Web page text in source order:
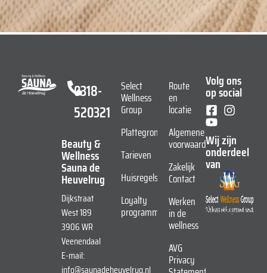
0318-
520321
Beauty &
Wellness
Sauna de
Heuvelrug
Dijkstraat
West 189
3906 WR
Veenendaal
E-mail:
info@saunadeheuvelrug.nl
Select
Wellness
Group
Plattegrond
Tarieven
Huisregels
Loyalty
programma
Route
en
locatie
Algemene
voorwaarden
Zakelijk
Contact
Werken
in de
wellness
AVG
Privacy
Volg ons
op social
Wij zijn
onderdeel
van